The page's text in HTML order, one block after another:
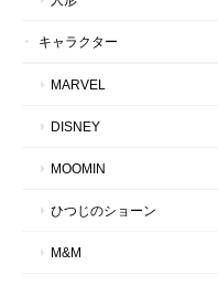
キャラクター
MARVEL
DISNEY
MOOMIN
ひつじのショーン
M&M